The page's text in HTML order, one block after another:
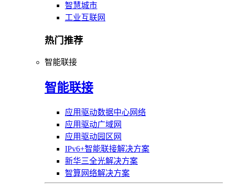
智慧城市
工业互联网
热门推荐
智能联接
智能联接
应用驱动数据中心网络
应用驱动广域网
应用驱动园区网
IPv6+智能联接解决方案
新华三全光解决方案
智算网络解决方案